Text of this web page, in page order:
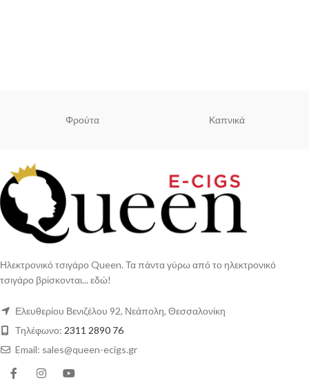
Φρούτα Καπνικά
Ηλεκτρονικό τσιγάρο Queen. Τα πάντα γύρω από το ηλεκτρονικό
τσιγάρο βρίσκονται... εδώ!
Ελευθερίου Βενιζέλου 92, Νεάπολη, Θεσσαλονίκη
Τηλέφωνο: 2311 2890 76
Email: sales@queen-ecigs.gr